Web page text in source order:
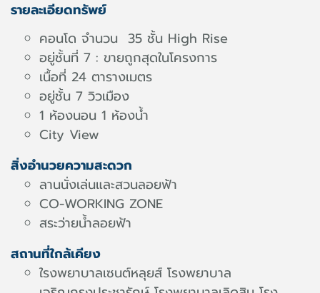
รายละเอียดทรัพย์
คอนโด จำนวน 35 ชั้น High Rise
อยู่ชั้นที่ 7 : ขายถูกสุดในโครงการ
เนื้อที่ 24 ตารางเมตร
อยู่ชั้น 7 วิวเมือง
1 ห้องนอน 1 ห้องน้ำ
City View
สิ่งอำนวยความสะดวก
ลานนั่งเล่นและสวนลอยฟ้า
CO-WORKING ZONE
สระว่ายน้ำลอยฟ้า
สถานที่ใกล้เคียง
ใรงพยาบาลเซนต์หลุยส์ โรงพยาบาล